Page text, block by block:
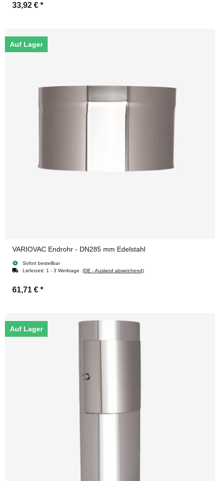
33,92 € *
Auf Lager
VARIOVAC Endrohr - DN285 mm Edelstahl
Sofort bestellbar
Lieferzeit: 1 - 3 Werktage (DE - Ausland abweichend)
61,71 € *
Auf Lager